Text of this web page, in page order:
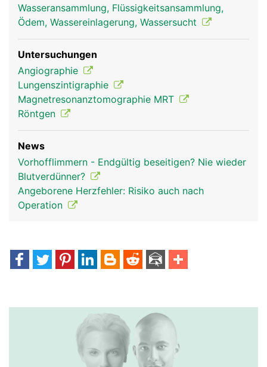
Wasseransammlung, Flüssigkeitsansammlung,
Ödem, Wassereinlagerung, Wassersucht
Untersuchungen
Angiographie
Lungenszintigraphie
Magnetresonanztomographie MRT
Röntgen
News
Vorhofflimmern - Endgültig beseitigen? Nie wieder
Blutverdünner?
Angeborene Herzfehler: Risiko auch nach
Operation